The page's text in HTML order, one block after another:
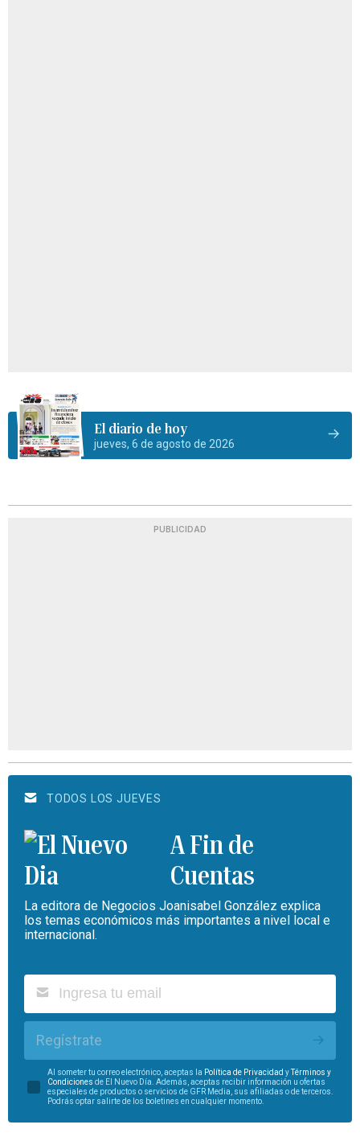
El diario de hoy
jueves, 6 de agosto de 2026
PUBLICIDAD
TODOS LOS JUEVES
A Fin de
Cuentas
La editora de Negocios Joanisabel González explica
los temas económicos más importantes a nivel local e
internacional.
Regístrate
Al someter tu correo electrónico, aceptas la Política de Privacidad yTérminos y
Condiciones de El Nuevo Día. Además, aceptas recibir información u ofertas
especiales de productos o servicios de GFR Media, sus afiliadas o de terceros.
Podrás optar salirte de los boletines en cualquier momento.